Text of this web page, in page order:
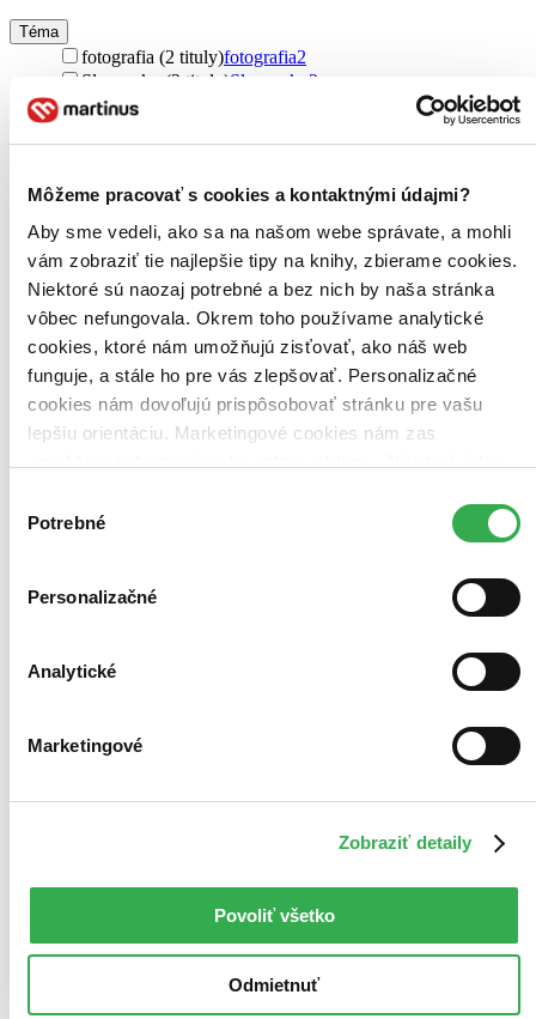
Môžeme pracovať s cookies a kontaktnými údajmi?
Aby sme vedeli, ako sa na našom webe správate, a mohli
vám zobraziť tie najlepšie tipy na knihy, zbierame cookies.
Niektoré sú naozaj potrebné a bez nich by naša stránka
vôbec nefungovala. Okrem toho používame analytické
cookies, ktoré nám umožňujú zisťovať, ako náš web
funguje, a stále ho pre vás zlepšovať. Personalizačné
cookies nám dovoľujú prispôsobovať stránku pre vašu
lepšiu orientáciu. Marketingové cookies nám zas
keby sme mohli používať všetky tieto cookies. Ďakujeme!
súhlasu
Potrebné
Personalizačné
Analytické
Marketingové
Zobraziť detaily
Povoliť všetko
Odmietnuť
Téma
fotografia (2 tituly)fotografia2
Slovensko (2 tituly)Slovensko 2
Vydavateľstvo
CBS (2 tituly)CBS2
Väzba
Zúžiť výber
Zoradiť
Bestsellery
Top hodnotené
Novinky
Najlacnejšie
Najvyššia zľava
Použité filtre